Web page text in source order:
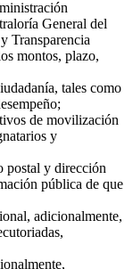
General del
Transparencia
montos, plazo,
tales como
de movilización
y
postal y dirección
pública de que
adicionalmente,